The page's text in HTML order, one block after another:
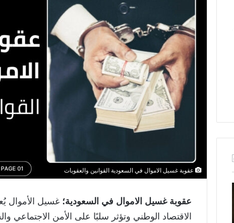
عقوبة غسيل الاموال في السعودية القوانين والعقوبات
عقوبة غسيل الاموال في السعودية؛ غسيل الأموال
الاقتصاد الوطني وتؤثر سلبًا على الأمن الاجتماعي